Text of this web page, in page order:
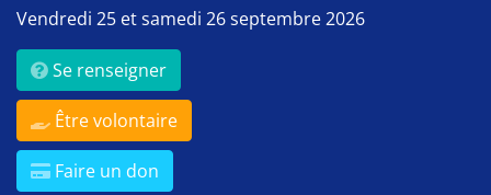
Vendredi 25 et samedi 26 septembre 2026
Se renseigner
Être volontaire
Faire un don